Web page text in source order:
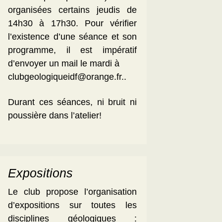
organisées certains jeudis de
14h30 à 17h30. Pour vérifier
l’existence d’une séance et son
programme, il est impératif
d’envoyer un mail le mardi à
clubgeologiqueidf@orange.fr..
Durant ces séances, ni bruit ni
poussière dans l’atelier!
Expositions
Le club propose l’organisation
d’expositions sur toutes les
disciplines géologiques :